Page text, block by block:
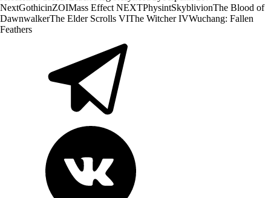
NextGothicinZOIMass Effect NEXTPhysintSkyblivionThe Blood of
DawnwalkerThe Elder Scrolls VIThe Witcher IVWuchang: Fallen
Feathers